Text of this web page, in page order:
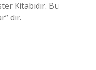
Kitabıdır. Bu
dır.